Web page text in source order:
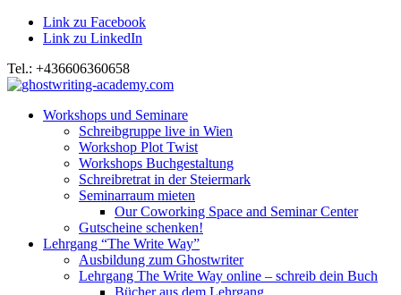
Link zu Facebook
Link zu LinkedIn
Tel.: +436606360658
Workshops und Seminare
Schreibgruppe live in Wien
Workshop Plot Twist
Workshops Buchgestaltung
Schreibretrat in der Steiermark
Seminarraum mieten
Our Coworking Space and Seminar Center
Gutscheine schenken!
Lehrgang “The Write Way”
Ausbildung zum Ghostwriter
Lehrgang The Write Way online – schreib dein Buch
Bücher aus dem Lehrgang